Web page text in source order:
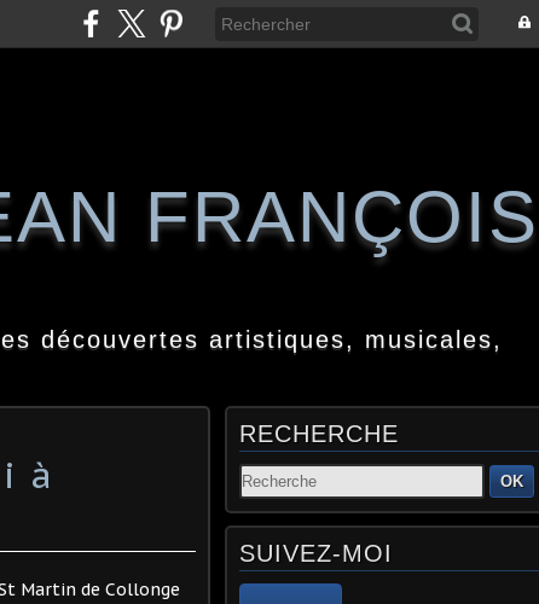
FRANÇOIS
découvertes artistiques, musicales,
à
Martin de Collonge
RECHERCHE
OK
SUIVEZ-MOI